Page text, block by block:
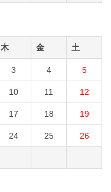
木 金 土
3 4 5
10 11 12
17 18 19
24 25 26